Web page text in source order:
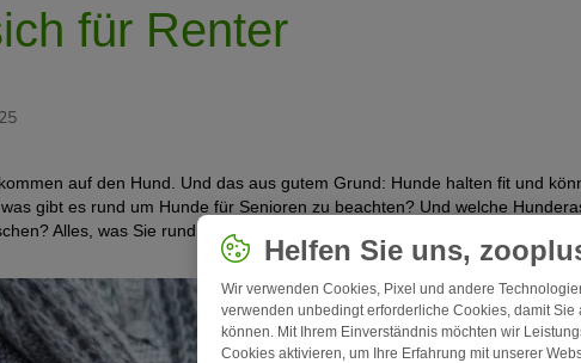
für Renter
auf den Hund. Und das aus gutem Grund: Hunde halten fit und
gibt es rund um Hunde für Senioren zu beachten? Und welche
Alles, was Sie rund um die Hundeanschaffung im Alter wissen sollten,
Helfen Sie uns,
Wir verwenden Cookies, Pixel und andere
verwenden unbedingt erforderliche Cookies, damit
können. Mit Ihrem Einverständnis möchten wir
Cookies aktivieren, um Ihre Erfahrung mit unserer